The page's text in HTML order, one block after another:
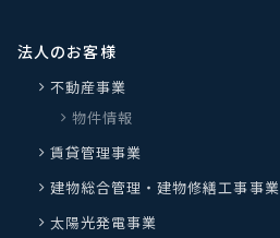
法人のお客様
不動産事業
物件情報
賃貸管理事業
建物総合管理・建物修繕工事事業
太陽光発電事業